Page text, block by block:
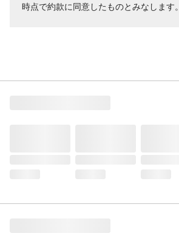
時点で約款に同意したものとみなします。